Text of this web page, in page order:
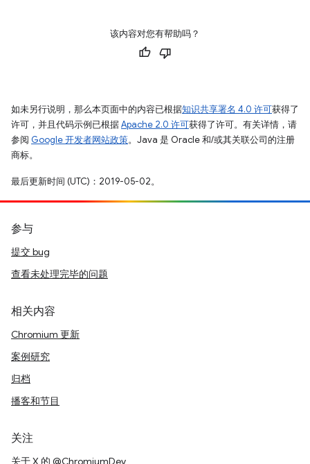
该内容对您有帮助吗？
如未另行说明，那么本页面中的内容已根据知识共享署名 4.0 许可获得了
许可，并且代码示例已根据Apache 2.0 许可获得了许可。有关详情，请
参阅 Google 开发者网站政策。Java 是 Oracle 和/或其关联公司的注册
商标。
最后更新时间 (UTC)：2019-05-02。
参与
提交 bug
查看未处理完毕的问题
相关内容
Chromium 更新
案例研究
归档
播客和节目
关注
关于 X 的 @ChromiumDev